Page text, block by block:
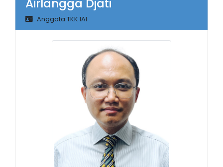
Anggota TKK IAI